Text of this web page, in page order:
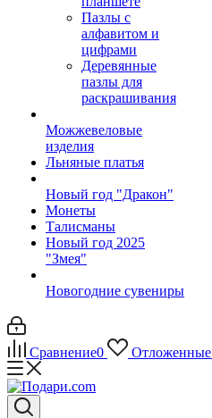
Пазлы с
алфавитом и
цифрами
Деревянные
пазлы для
раскрашивания
Можжевеловые
изделия
Льняные платья
Новый год "Дракон"
Монеты
Талисманы
Новый год 2025
"Змея"
Новогодние сувениры
Сравнение0 Отложенные